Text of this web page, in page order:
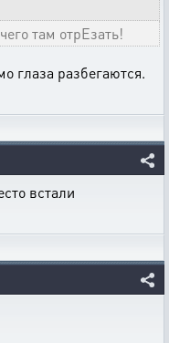
там отрЕзать!
глаза разбегаются.
встали